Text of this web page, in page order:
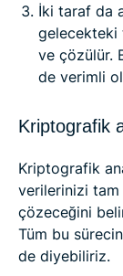
İki taraf da
gelecekteki
ve çözülür.
de verimli
Kriptografik
Kriptografik
verilerinizi tam
çözeceğini
Tüm bu
de diyebiliriz.